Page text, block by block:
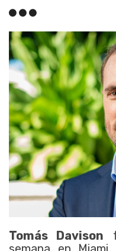
Tomás Davison